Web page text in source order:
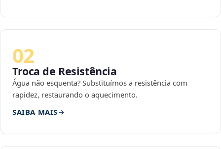
02
Troca de Resistência
Água não esquenta? Substituímos a resistência com
rapidez, restaurando o aquecimento.
SAIBA MAIS